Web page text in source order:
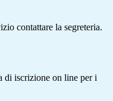
contattare la segreteria.
di iscrizione on line per i